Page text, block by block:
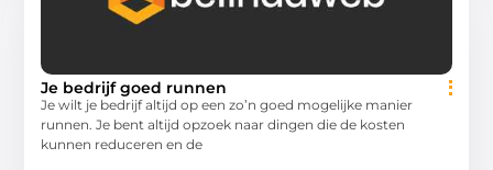
Je bedrijf goed runnen
Je wilt je bedrijf altijd op een zo’n goed mogelijke manier
runnen. Je bent altijd opzoek naar dingen die de kosten
kunnen reduceren en de